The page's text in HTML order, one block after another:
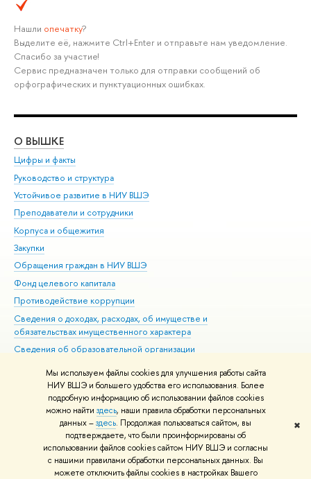
Мы используем файлы cookies для улучшения работы сайта
НИУ ВШЭ и большего удобства его использования. Более
подробную информацию об использовании файлов cookies
можно найти здесь, наши правила обработки персональных
данных –здесь. Продолжая пользоваться сайтом, вы
подтверждаете, что были проинформированы об
использовании файлов cookies сайтом НИУ ВШЭ и согласны
с нашими правилами обработки персональных данных. Вы
можете отключить файлы cookies в настройках Вашего
✖
Нашли опечатку?
Выделите её, нажмите Ctrl+Enter и отправьте нам уведомление.
Спасибо за участие!
Сервис предназначен только для отправки сообщений об
орфографических и пунктуационных ошибках.
О ВЫШКЕ
Цифры и факты
Руководство и структура
Устойчивое развитие в НИУ ВШЭ
Преподаватели и сотрудники
Корпуса и общежития
Закупки
Обращения граждан в НИУ ВШЭ
Фонд целевого капитала
Противодействие коррупции
Сведения о доходах, расходах, об имуществе и
обязательствах имущественного характера
Сведения об образовательной организации
Людям с ограниченными возможностями здоровья
Единая платежная страница
Работа в Вышке
© НИУ ВШЭ 1993–2026 Адреса и контакты Условия использования
материалов Политика конфиденциальности Карта сайта
Шрифты HSE Sans и HSE Slab разработаны вШколе дизайна НИУ ВШЭ